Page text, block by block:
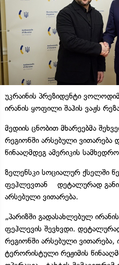
უკრაინის პრეზიდენტი
ირანის ყოფილი შაჰის ვაჟს
მედიის ცნობით მხარეებმა
რეგიონში არსებული ვითარება
წინააღმდეგ ამერიკის
ზელენსკი სოციალურ ქსელში
ფეჰლევთან დეტალურად
არსებული ვითარება.
„პარიზში გადასახლებულ
ფეჰლევის შევხვდი.
რეგიონში არსებული
ტერორისტული რეჟიმის